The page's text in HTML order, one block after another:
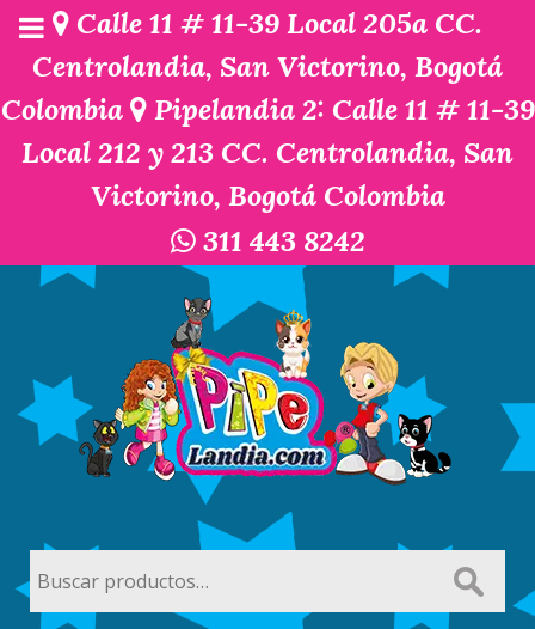
Calle 11 # 11-39 Local 205a CC.
Centrolandia, San Victorino, Bogotá
Colombia
Pipelandia 2: Calle 11 # 11-39
Local 212 y 213 CC. Centrolandia, San
Victorino, Bogotá Colombia
311 443 8242
por: